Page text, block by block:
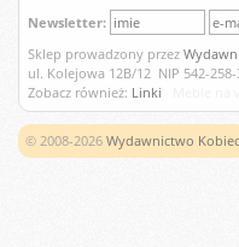
Newsletter:
Sklep prowadzony przez
ul. Kolejowa 12B/12 NIP 542-258-
Zobacz również: Linki
© 2008-2026 Wydawnictwo